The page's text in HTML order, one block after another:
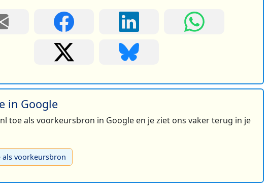
in Google
toe als voorkeursbron in Google en je ziet ons vaker terug in je
als voorkeursbron